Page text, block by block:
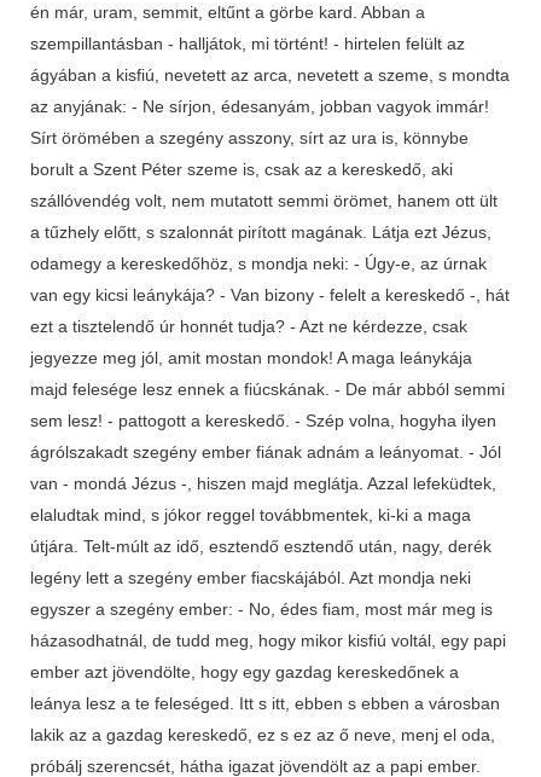
én már, uram, semmit, eltűnt a görbe kard. Abban a
szempillantásban - halljátok, mi történt! - hirtelen felült az
ágyában a kisfiú, nevetett az arca, nevetett a szeme, s mondta
az anyjának: - Ne sírjon, édesanyám, jobban vagyok immár!
Sírt örömében a szegény asszony, sírt az ura is, könnybe
borult a Szent Péter szeme is, csak az a kereskedő, aki
szállóvendég volt, nem mutatott semmi örömet, hanem ott ült
a tűzhely előtt, s szalonnát pirított magának. Látja ezt Jézus,
odamegy a kereskedőhöz, s mondja neki: - Úgy-e, az úrnak
van egy kicsi leánykája? - Van bizony - felelt a kereskedő -, hát
ezt a tisztelendő úr honnét tudja? - Azt ne kérdezze, csak
jegyezze meg jól, amit mostan mondok! A maga leánykája
majd felesége lesz ennek a fiúcskának. - De már abból semmi
sem lesz! - pattogott a kereskedő. - Szép volna, hogyha ilyen
ágrólszakadt szegény ember fiának adnám a leányomat. - Jól
van - mondá Jézus -, hiszen majd meglátja. Azzal lefeküdtek,
elaludtak mind, s jókor reggel továbbmentek, ki-ki a maga
útjára. Telt-múlt az idő, esztendő esztendő után, nagy, derék
legény lett a szegény ember fiacskájából. Azt mondja neki
egyszer a szegény ember: - No, édes fiam, most már meg is
házasodhatnál, de tudd meg, hogy mikor kisfiú voltál, egy papi
ember azt jövendölte, hogy egy gazdag kereskedőnek a
leánya lesz a te feleséged. Itt s itt, ebben s ebben a városban
lakik az a gazdag kereskedő, ez s ez az ő neve, menj el oda,
próbálj szerencsét, hátha igazat jövendölt az a papi ember.